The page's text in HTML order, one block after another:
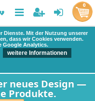
Dienste. Mit der Nutzung unserer
dass wir Cookies verwenden.
Google Analytics.
weitere Informationen
neues Design —
Produkte.
0